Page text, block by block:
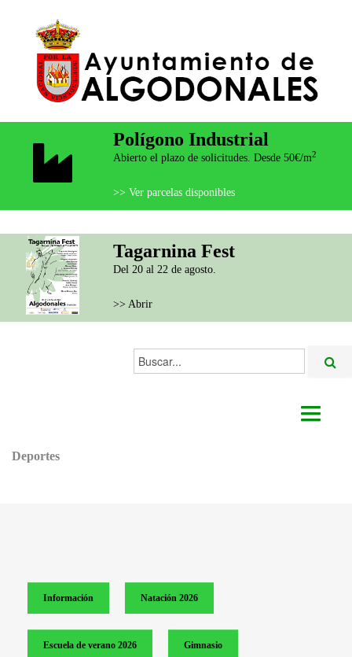
Polígono Industrial
Abierto el plazo de solicitudes. Desde 50€/m2
>> Ver parcelas disponibles
Tagarnina Fest
Del 20 al 22 de agosto.
>> Abrir
Buscar...
SEDE ELECTRÓNICA
Deportes
Información Natación 2026
Escuela de verano 2026 Gimnasio